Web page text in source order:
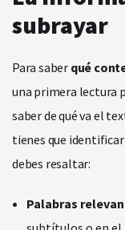
subrayar
Para saber qué
una primera lectura
saber de qué va el
tienes que
debes resaltar:
Palabras